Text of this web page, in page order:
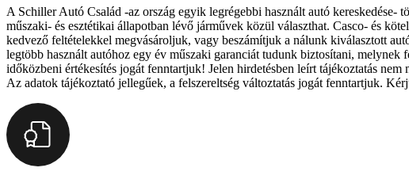
A Schiller Autó Család -az ország egyik legrégebbi használt autó kereskedése-
műszaki- és esztétikai állapotban lévő járművek közül választhat. Casco- és
kedvező feltételekkel megvásároljuk, vagy beszámítjuk a nálunk kiválasztott
legtöbb használt autóhoz egy év műszaki garanciát tudunk biztosítani,
időközbeni értékesítés jogát fenntartjuk! Jelen hirdetésben leírt tájékoztatás
Az adatok tájékoztató jellegűek, a felszereltség változtatás jogát fenntartjuk.